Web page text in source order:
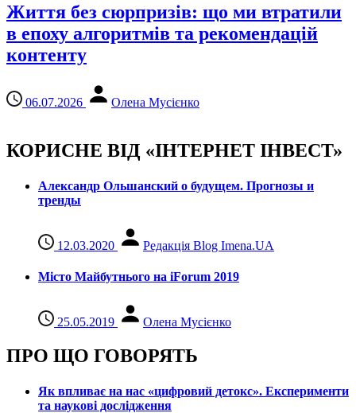
Життя без сюрпризів: що ми втратили
в епоху алгоритмів та рекомендацій
контенту
06.07.2026 Олена Мусієнко
КОРИСНЕ ВІД «ІНТЕРНЕТ ІНВЕСТ»
Александр Ольшанский о будущем. Прогнозы и
тренды
12.03.2020 Редакція Blog Imena.UA
Місто Майбутнього на iForum 2019
25.05.2019 Олена Мусієнко
ПРО ЩО ГОВОРЯТЬ
Як впливає на нас «цифровий детокс». Експерименти
та наукові дослідження